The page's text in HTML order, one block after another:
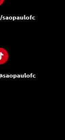
saopaulofc